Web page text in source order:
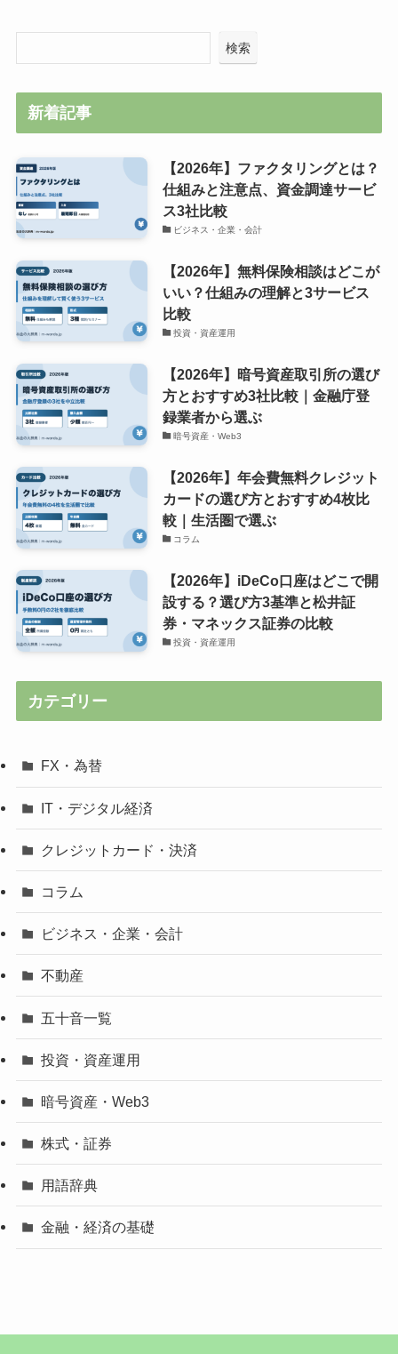
検索
新着記事
【2026年】ファクタリングとは？
仕組みと注意点、資金調達サービ
ス3社比較
ビジネス・企業・会計
【2026年】無料保険相談はどこが
いい？仕組みの理解と3サービス
比較
投資・資産運用
【2026年】暗号資産取引所の選び
方とおすすめ3社比較｜金融庁登
録業者から選ぶ
暗号資産・Web3
【2026年】年会費無料クレジット
カードの選び方とおすすめ4枚比
較｜生活圏で選ぶ
コラム
【2026年】iDeCo口座はどこで開
設する？選び方3基準と松井証
券・マネックス証券の比較
投資・資産運用
カテゴリー
FX・為替
IT・デジタル経済
クレジットカード・決済
コラム
ビジネス・企業・会計
不動産
五十音一覧
投資・資産運用
暗号資産・Web3
株式・証券
用語辞典
金融・経済の基礎